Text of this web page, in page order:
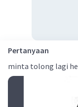
Pertanyaan
minta tolong lagi